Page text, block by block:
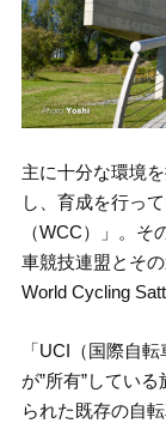
主に十分な環境
し、育成を行っ
（WCC）」。
車競技連盟とそ
World Cycling
「UCI（国際自
が”所有”してい
られた既存の自